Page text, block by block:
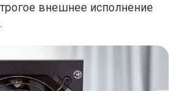
внешнее исполнение